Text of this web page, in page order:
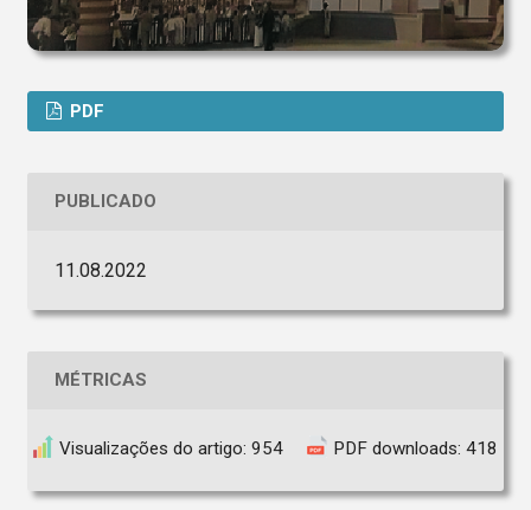
PDF
PUBLICADO
11.08.2022
MÉTRICAS
Visualizações do artigo: 954 PDF downloads: 418